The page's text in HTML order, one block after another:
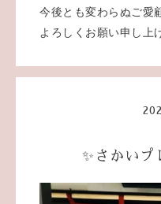
今後とも変わらぬご愛
よろしくお願い申し上
✨️さかいプ